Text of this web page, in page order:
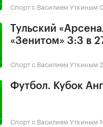
Спорт с Василием Уткиным
Тульский
«Зенитом» 3:3 в
Спорт с Василием Уткиным
Футбол. Кубок
Спорт с Василием Уткиным